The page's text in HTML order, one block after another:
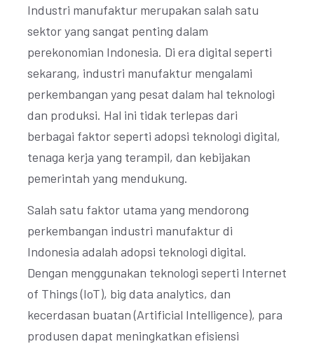
Industri manufaktur merupakan salah satu
sektor yang sangat penting dalam
perekonomian Indonesia. Di era digital seperti
sekarang, industri manufaktur mengalami
perkembangan yang pesat dalam hal teknologi
dan produksi. Hal ini tidak terlepas dari
berbagai faktor seperti adopsi teknologi digital,
tenaga kerja yang terampil, dan kebijakan
pemerintah yang mendukung.
Salah satu faktor utama yang mendorong
perkembangan industri manufaktur di
Indonesia adalah adopsi teknologi digital.
Dengan menggunakan teknologi seperti Internet
of Things (IoT), big data analytics, dan
kecerdasan buatan (Artificial Intelligence), para
produsen dapat meningkatkan efisiensi